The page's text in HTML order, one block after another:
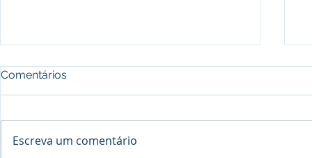
Comentários
Escreva um comentário